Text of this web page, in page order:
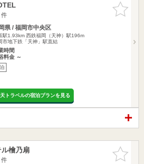
お気に入
りに追加
県 / 福岡市中央区
駅1.93km 西鉄福岡（天神）駅196m
市地下鉄「天神」駅直結
時間
料金 ～
トラベルの宿泊プランを見る
お気に入
りに追加
檜乃扇